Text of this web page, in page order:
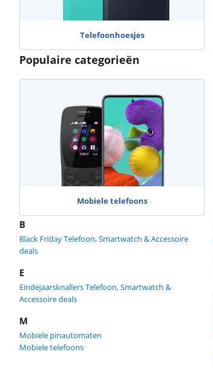
Telefoonhoesjes
Populaire categorieën
Mobiele telefoons
B
Black Friday Telefoon, Smartwatch & Accessoire
deals
E
Eindejaarsknallers Telefoon, Smartwatch &
Accessoire deals
M
Mobiele pinautomaten
Mobiele telefoons